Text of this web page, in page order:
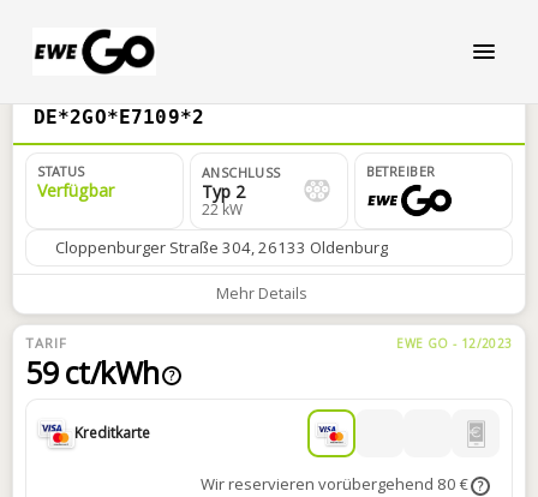
DE*2GO*E7109*2
STATUS
Verfügbar
ANSCHLUSS
Typ 2
22 kW
BETREIBER
Cloppenburger Straße 304, 26133 Oldenburg
Mehr Details
TARIF EWE GO - 12/2023
59 ct/kWh ?
Kreditkarte
Wir reservieren vorübergehend 80 € ?